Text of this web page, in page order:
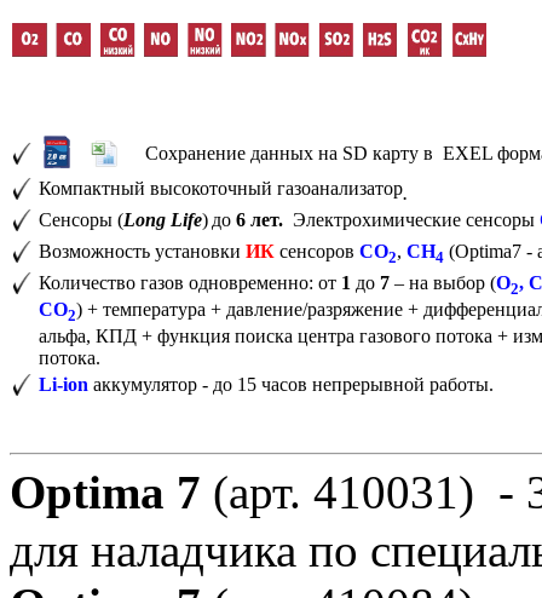
Сохранение данных на SD карту в EXEL
Компактный высокоточный газоанализатор.
Сенсоры (Long Life) до 6 лет. Электрохимические сенсоры
Возможность установки ИК сенсоров CO2, CH4 (Optima7 -
Количество газов одновременно: от 1 до 7 – на выбор (О2,
CO2) + температура + давление/разряжение +
альфа, КПД + функция поиска центра газового потока +
потока.
Li-ion аккумулятор - до 15 часов непрерывной работы.
Optima 7 (арт. 410031) -
для наладчика по